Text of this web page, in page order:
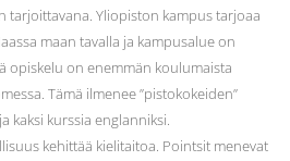
tarjoittavana. Yliopiston kampus tarjoaa
maan tavalla ja kampusalue on
opiskelu on enemmän koulumaista
Tämä ilmenee ”pistokokeiden”
kaksi kurssia englanniksi.
kehittää kielitaitoa. Pointsit menevat